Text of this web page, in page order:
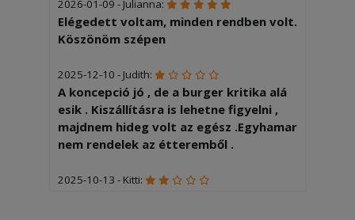
2026-01-09 - Julianna:
Elégedett voltam, minden rendben volt.
Köszönöm szépen
2025-12-10 - Judith:
A koncepció jó , de a burger kritika alá
esik . Kiszállításra is lehetne figyelni ,
majdnem hideg volt az egész .Egyhamar
nem rendelek az étteremből .
2025-10-13 - Kitti: